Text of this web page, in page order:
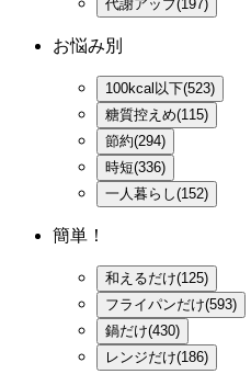
代謝アップ(197)
お悩み別
100kcal以下(523)
糖質控えめ(115)
節約(294)
時短(336)
一人暮らし(152)
簡単！
和えるだけ(125)
フライパンだけ(593)
鍋だけ(430)
レンジだけ(186)